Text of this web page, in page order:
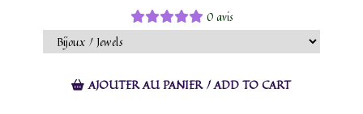
0 avis
AJOUTER AU PANIER / ADD TO CART